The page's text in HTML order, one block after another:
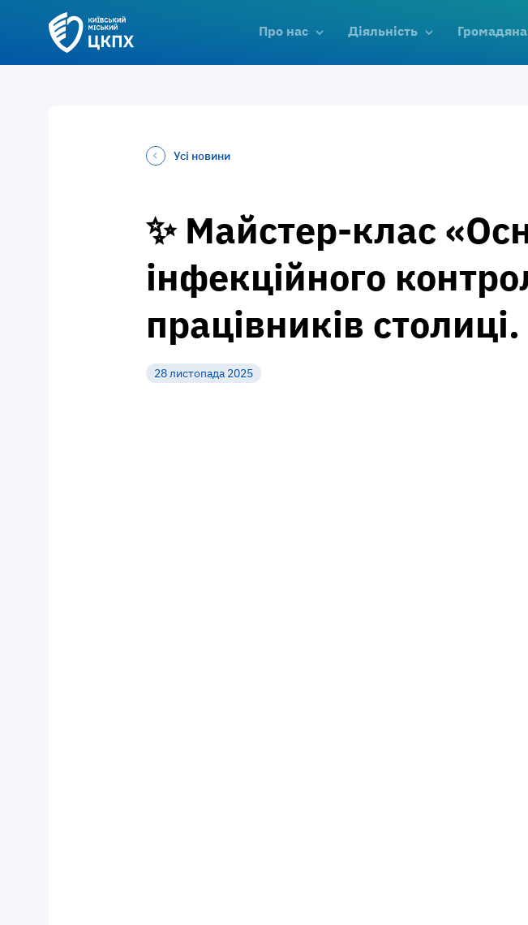
Про нас Діяльність
Усі новини
✨ Майстер-клас
інфекційного
працівників столиці.
28 листопада 2025